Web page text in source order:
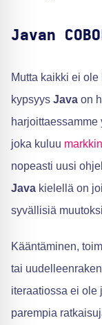
Javan
Mutta kaikki ei ole
kypsyys Java on
harjoittaessamme
joka kuluu
nopeasti uusi
Java kielellä on
syvällisiä
Kääntäminen,
tai
iteraatiossa ei ole
parempia